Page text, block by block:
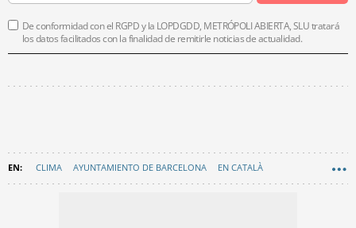
De conformidad con el RGPD y la LOPDGDD, METRÓPOLI ABIERTA, SLU tratará
los datos facilitados con la finalidad de remitirle noticias de actualidad.
CLIMA AYUNTAMIENTO DE BARCELONA EN CATALÀ